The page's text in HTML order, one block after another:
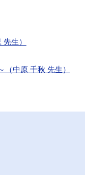
生）
中原 千秋 先生）